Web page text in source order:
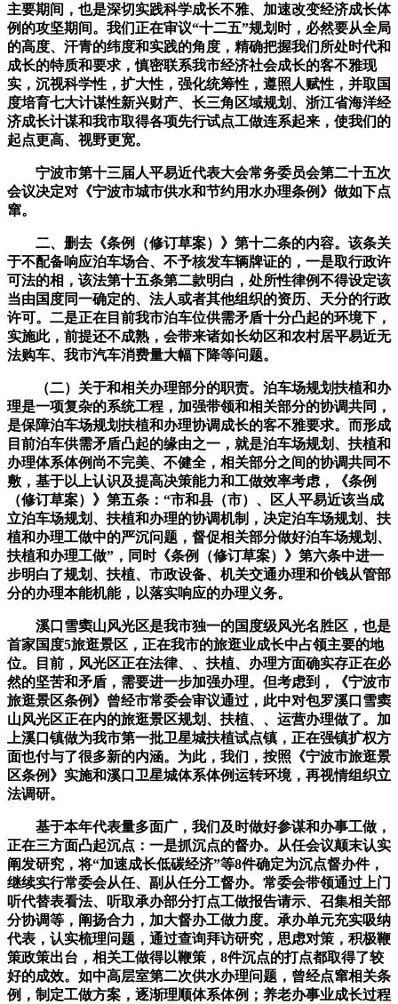
主要期间，也是深切实践科学成长不雅、加速改变经济成长体
例的攻坚期间。我们正在审议“十二五”规划时，必然要从全局
的高度、汗青的纬度和实践的角度，精确把握我们所处时代和
成长的特质和要求，慎密联系我市经济社会成长的客不雅现
实，沉视科学性，扩大性，强化统筹性，遵照人赋性，并取国
度培育七大计谋性新兴财产、长三角区域规划、浙江省海洋经
济成长计谋和我市取得各项先行试点工做连系起来，使我们的
起点更高、视野更宽。
宁波市第十三届人平易近代表大会常务委员会第二十五次
会议决定对《宁波市城市供水和节约用水办理条例》做如下点
窜。
二、删去《条例（修订草案）》第十二条的内容。该条关
于不配备响应泊车场合、不予核发车辆牌证的，一是取行政许
可法的相，该法第十五条第二款明白，处所性律例不得设定该
当由国度同一确定的、法人或者其他组织的资历、天分的行政
许可。二是正在目前我市泊车位供需矛盾十分凸起的环境下，
实施此，前提还不成熟，会带来诸如长幼区和农村居平易近无
法购车、我市汽车消费量大幅下降等问题。
（二）关于和相关办理部分的职责。泊车场规划扶植和办
理是一项复杂的系统工程，加强带领和相关部分的协调共同，
是保障泊车场规划扶植和办理协调成长的客不雅要求。而形成
目前泊车供需矛盾凸起的缘由之一，就是泊车场规划、扶植和
办理体系体例尚不完美、不健全，相关部分之间的协调共同不
敷，基于以上认识及提高决策能力和工做效率考虑，《条例
（修订草案）》第五条：“市和县（市）、区人平易近该当成
立泊车场规划、扶植和办理的协调机制，决定泊车场规划、扶
植和办理工做中的严沉问题，督促相关部分做好泊车场规划、
扶植和办理工做”，同时《条例（修订草案）》第六条中进一
步明白了规划、扶植、市政设备、机关交通办理和价钱从管部
分的办理本能机能，以落实响应的办理义务。
溪口雪窦山风光区是我市独一的国度级风光名胜区，也是
首家国度5旅逛景区，正在我市的旅逛业成长中占领主要的地
位。目前，风光区正在法律、、扶植、办理方面确实存正在必
然的坚苦和矛盾，需要进一步加强办理。但考虑到，《宁波市
旅逛景区条例》曾经市常委会审议通过，此中对包罗溪口雪窦
山风光区正在内的旅逛景区规划、扶植、、运营办理做了。加
上溪口镇做为我市第一批卫星城扶植试点镇，正在强镇扩权方
面也付与了很多新的内涵。为此，我们，按照《宁波市旅逛景
区条例》实施和溪口卫星城体系体例运转环境，再视情组织立
法调研。
基于本年代表量多面广，我们及时做好参谋和办事工做，
正在三方面凸起沉点：一是抓沉点的督办。从任会议颠末认实
阐发研究，将“加速成长低碳经济”等8件确定为沉点督办件，
继续实行常委会从任、副从任分工督办。常委会带领通过上门
听代替表看法、听取承办部分打点工做报告请示、召集相关部
分协调等，阐扬合力，加大督办工做力度。承办单元充实吸纳
代表，认实梳理问题，通过查询拜访研究，思虑对策，积极鞭
策政策出台，相关工做得以鞭策，8件沉点的打点都取得了较
好的成效。如中高层室第二次供水办理问题，曾经点窜相关条
例，制定工做方案，逐渐理顺体系体例；养老办事业成长过程